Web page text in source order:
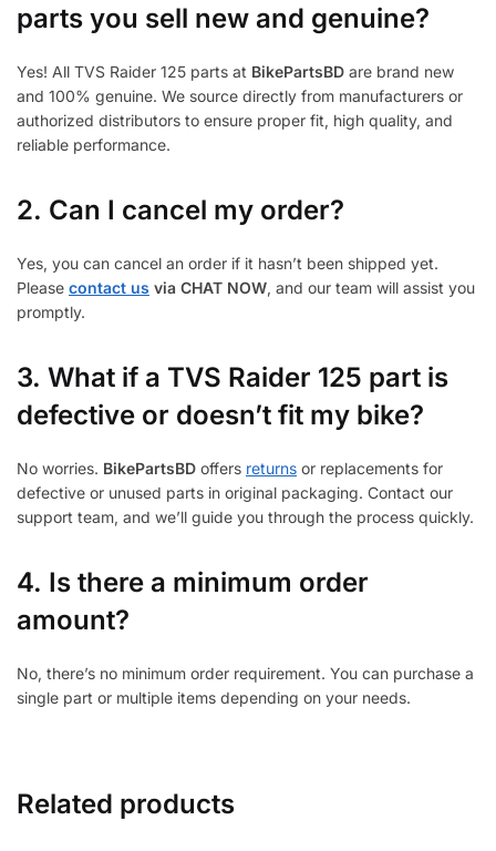
parts you sell new and genuine?
Yes! All TVS Raider 125 parts at BikePartsBD are brand new
and 100% genuine. We source directly from manufacturers or
authorized distributors to ensure proper fit, high quality, and
reliable performance.
2. Can I cancel my order?
Yes, you can cancel an order if it hasn’t been shipped yet.
Please contact us via CHAT NOW, and our team will assist you
promptly.
3. What if a TVS Raider 125 part is
defective or doesn’t fit my bike?
No worries. BikePartsBD offers returns or replacements for
defective or unused parts in original packaging. Contact our
support team, and we’ll guide you through the process quickly.
4. Is there a minimum order
amount?
No, there’s no minimum order requirement. You can purchase a
single part or multiple items depending on your needs.
Related products